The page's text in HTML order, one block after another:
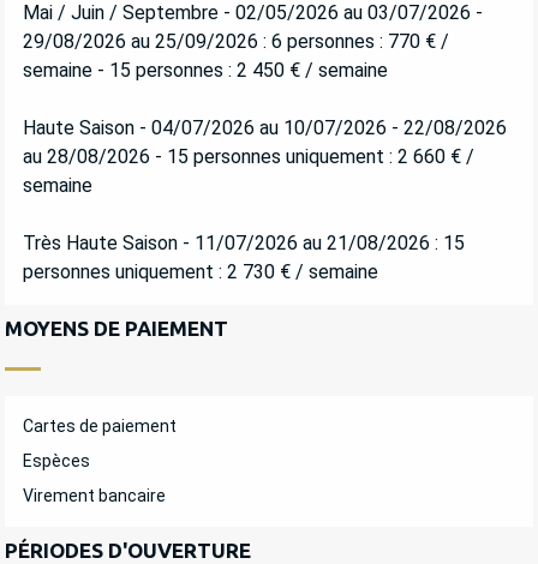
Mai / Juin / Septembre - 02/05/2026 au 03/07/2026 -
29/08/2026 au 25/09/2026 : 6 personnes : 770 € /
semaine - 15 personnes : 2 450 € / semaine
Haute Saison - 04/07/2026 au 10/07/2026 - 22/08/2026
au 28/08/2026 - 15 personnes uniquement : 2 660 € /
semaine
Très Haute Saison - 11/07/2026 au 21/08/2026 : 15
personnes uniquement : 2 730 € / semaine
MOYENS DE PAIEMENT
Cartes de paiement
Espèces
Virement bancaire
PÉRIODES D'OUVERTURE